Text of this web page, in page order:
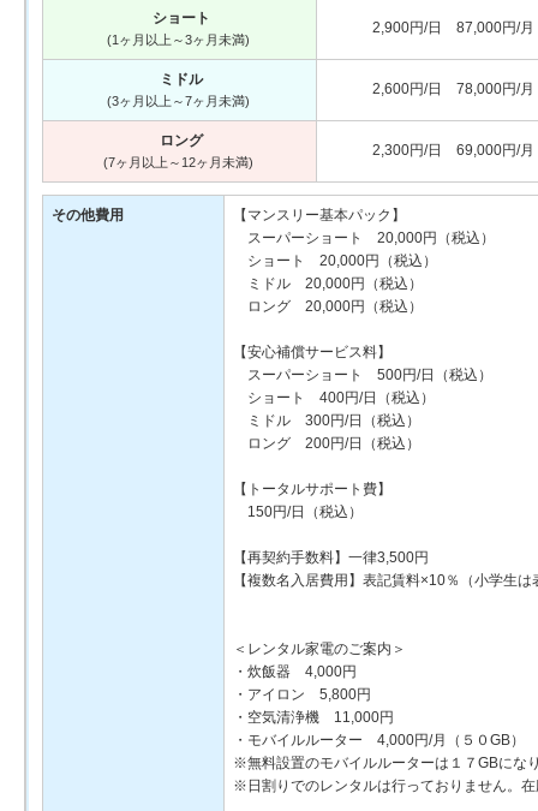
ショート
(1ヶ月以上～3ヶ月未満)
2,900円/日 87,000円/月
ミドル
(3ヶ月以上～7ヶ月未満)
2,600円/日 78,000円/月
ロング
(7ヶ月以上～12ヶ月未満)
2,300円/日 69,000円/月
その他費用
【マンスリー基本パック】
スーパーショート 20,000円（税込）
ショート 20,000円（税込）
ミドル 20,000円（税込）
ロング 20,000円（税込）
【安心補償サービス料】
スーパーショート 500円/日（税込）
ショート 400円/日（税込）
ミドル 300円/日（税込）
ロング 200円/日（税込）
【トータルサポート費】
150円/日（税込）
【再契約手数料】一律3,500円
【複数名入居費用】表記賃料×10％（小学生
＜レンタル家電のご案内＞
・炊飯器 4,000円
・アイロン 5,800円
・空気清浄機 11,000円
・モバイルルーター 4,000円/月（５０GB）
※無料設置のモバイルルーターは１７GBにな
※日割りでのレンタルは行っておりません。